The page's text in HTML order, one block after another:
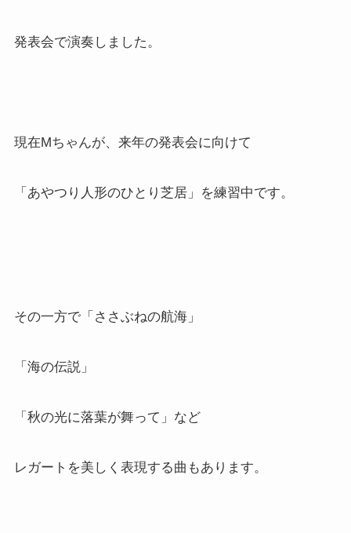
発表会で演奏しました。
現在Mちゃんが、来年の発表会に向けて
「あやつり人形のひとり芝居」を練習中です。
その一方で「ささぶねの航海」
「海の伝説」
「秋の光に落葉が舞って」など
レガートを美しく表現する曲もあります。